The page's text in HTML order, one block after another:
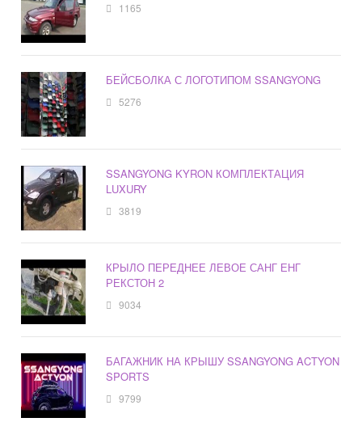
1165
БЕЙСБОЛКА С ЛОГОТИПОМ SSANGYONG
5276
SSANGYONG KYRON КОМПЛЕКТАЦИЯ
LUXURY
3819
КРЫЛО ПЕРЕДНЕЕ ЛЕВОЕ САНГ ЕНГ
РЕКСТОН 2
9034
БАГАЖНИК НА КРЫШУ SSANGYONG ACTYON
SPORTS
9799